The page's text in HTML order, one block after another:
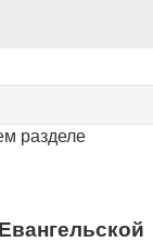
разделе